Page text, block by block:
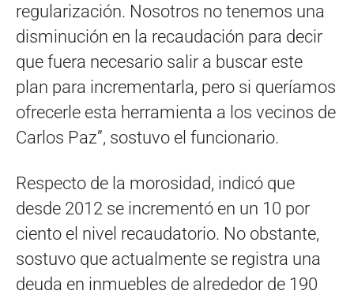
regularización. Nosotros no tenemos una
disminución en la recaudación para decir
que fuera necesario salir a buscar este
plan para incrementarla, pero si queríamos
ofrecerle esta herramienta a los vecinos de
Carlos Paz”, sostuvo el funcionario.
Respecto de la morosidad, indicó que
desde 2012 se incrementó en un 10 por
ciento el nivel recaudatorio. No obstante,
sostuvo que actualmente se registra una
deuda en inmuebles de alrededor de 190